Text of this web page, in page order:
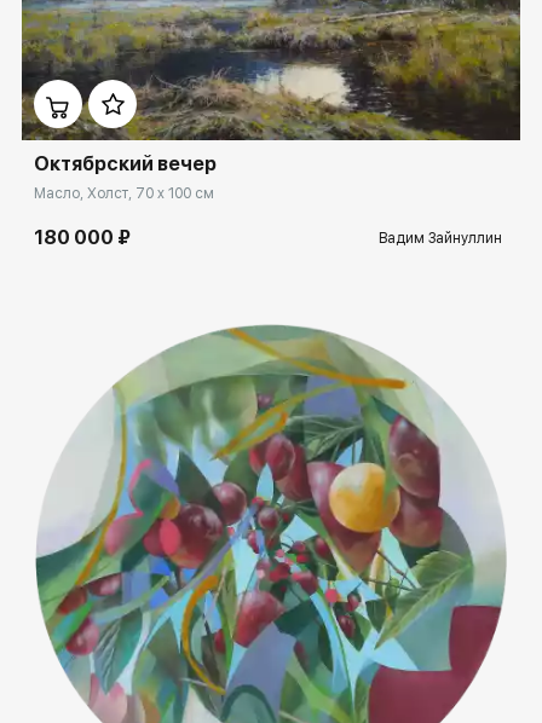
Другие проекты
Rakov
baget
Rakov
special
Сортировка
Ключевые слова
Домен: ekb.rakovgallery.ru
Октябрский вечер
Масло, Холст, 70 x 100 см
180 000 ₽ Вадим Зайнуллин